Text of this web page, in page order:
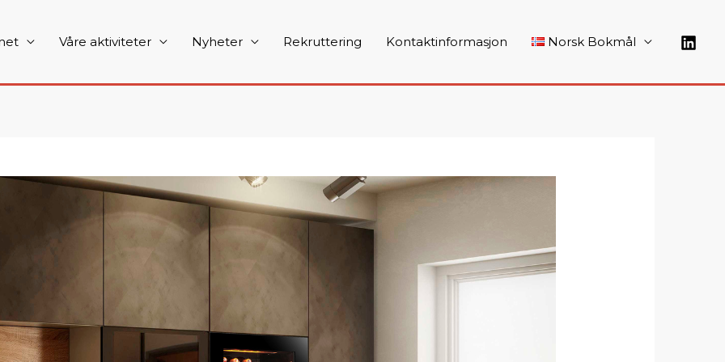
Våre aktiviteter Nyheter Rekruttering Kontaktinformasjon Norsk Bokmål